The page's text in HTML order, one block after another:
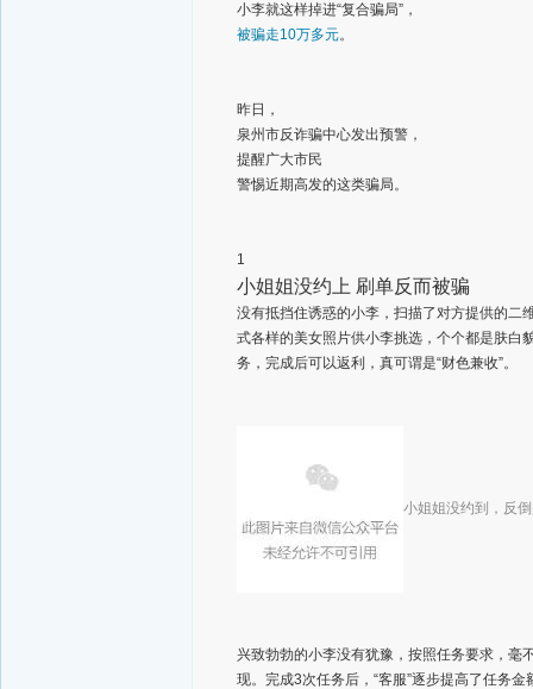
小李就这样掉进“复合骗局”，
被骗走10万多元。
昨日，
泉州市反诈骗中心发出预警，
提醒广大市民
警惕近期高发的这类骗局。
1
小姐姐没约上 刷单反而被骗
没有抵挡住诱惑的小李，扫描了对方提供的二
式各样的美女照片供小李挑选，个个都是肤白
务，完成后可以返利，真可谓是“财色兼收”。
小姐姐没约到，反
兴致勃勃的小李没有犹豫，按照任务要求，毫
现。完成3次任务后，“客服”逐步提高了任务